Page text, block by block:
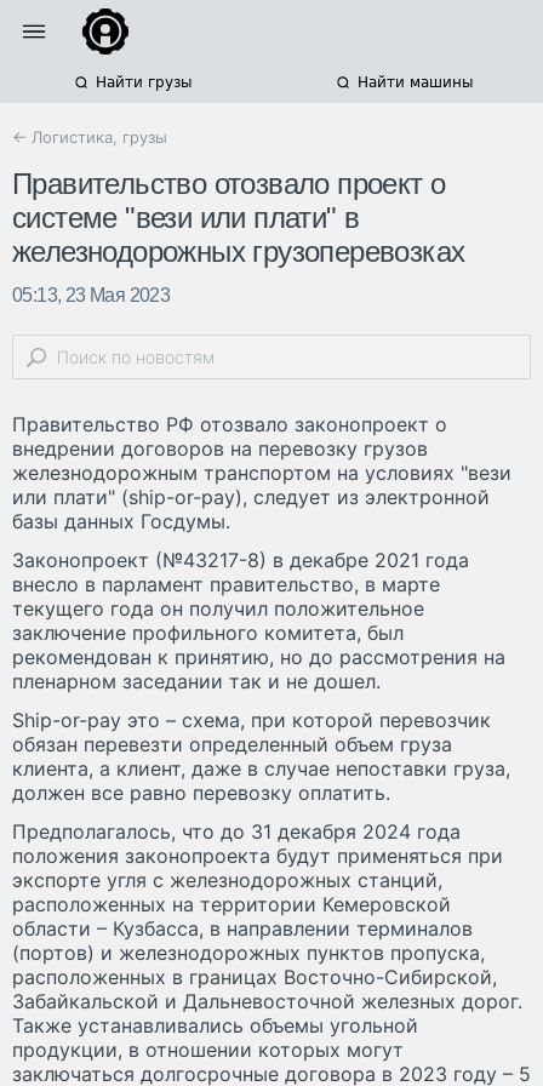
Найти грузы Найти машины
← Логистика, грузы
Правительство отозвало проект о
системе "вези или плати" в
железнодорожных грузоперевозках
05:13, 23 Мая 2023
Правительство РФ отозвало законопроект о
внедрении договоров на перевозку грузов
железнодорожным транспортом на условиях "вези
или плати" (ship-or-pay), следует из электронной
базы данных Госдумы.
Законопроект (№43217-8) в декабре 2021 года
внесло в парламент правительство, в марте
текущего года он получил положительное
заключение профильного комитета, был
рекомендован к принятию, но до рассмотрения на
пленарном заседании так и не дошел.
Ship-or-pay это – схема, при которой перевозчик
обязан перевезти определенный объем груза
клиента, а клиент, даже в случае непоставки груза,
должен все равно перевозку оплатить.
Предполагалось, что до 31 декабря 2024 года
положения законопроекта будут применяться при
экспорте угля с железнодорожных станций,
расположенных на территории Кемеровской
области – Кузбасса, в направлении терминалов
(портов) и железнодорожных пунктов пропуска,
расположенных в границах Восточно-Сибирской,
Забайкальской и Дальневосточной железных дорог.
Также устанавливались объемы угольной
продукции, в отношении которых могут
заключаться долгосрочные договора в 2023 году – 5